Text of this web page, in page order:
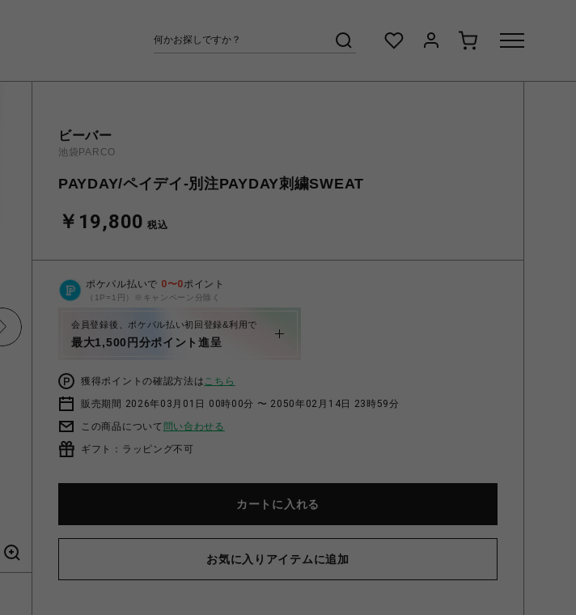
ビーバー
池袋PARCO
PAYDAY/ペイデイ-別注PAYDAY刺繍SWEAT
￥19,800 税込
ポケパル払いで 0〜0ポイント
（1P=1円）※キャンペーン分除く
会員登録後、ポケパル払い初回登録&利用で
最大1,500円分ポイント進呈
獲得ポイントの確認方法はこちら
販売期間 2026年03月01日 00時00分 〜 2050年02月14日 23時59分
この商品について 問い合わせる
ギフト：ラッピング不可
カートに入れる
お気に入りアイテムに追加